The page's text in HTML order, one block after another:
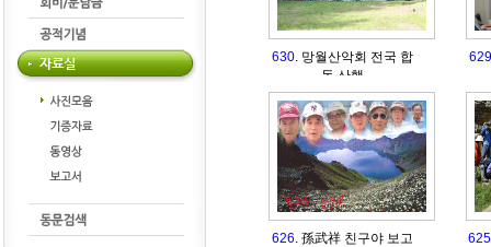
630. 망월산악회 전국 합
동 산행
629
626. 孫武祥 친구야 보고
625